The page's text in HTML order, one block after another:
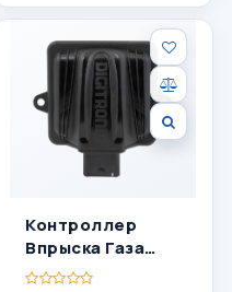
Контроллер
Впрыска Газа
Maxi-II